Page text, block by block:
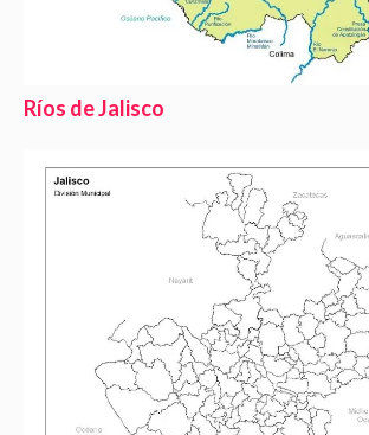
Ríos de Jalisco